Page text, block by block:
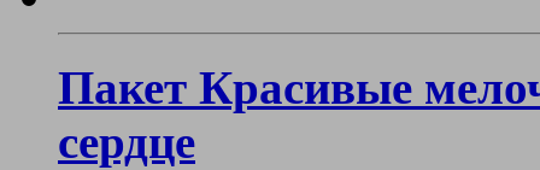
Пакет Красивые
сердце